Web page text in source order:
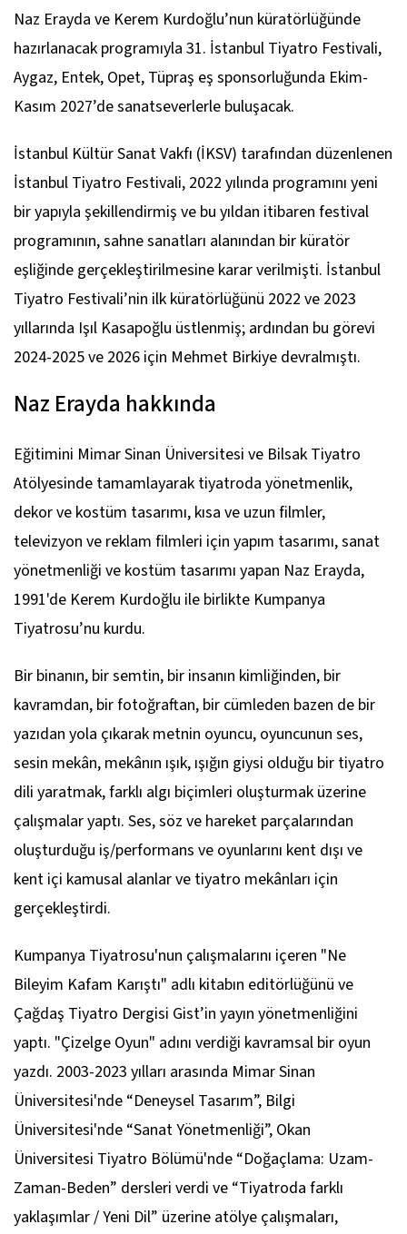
Naz Erayda ve Kerem Kurdoğlu’nun küratörlüğünde
hazırlanacak programıyla 31. İstanbul Tiyatro Festivali,
Aygaz, Entek, Opet, Tüpraş eş sponsorluğunda Ekim-
Kasım 2027’de sanatseverlerle buluşacak.
İstanbul Kültür Sanat Vakfı (İKSV) tarafından düzenlenen
İstanbul Tiyatro Festivali, 2022 yılında programını yeni
bir yapıyla şekillendirmiş ve bu yıldan itibaren festival
programının, sahne sanatları alanından bir küratör
eşliğinde gerçekleştirilmesine karar verilmişti. İstanbul
Tiyatro Festivali’nin ilk küratörlüğünü 2022 ve 2023
yıllarında Işıl Kasapoğlu üstlenmiş; ardından bu görevi
2024-2025 ve 2026 için Mehmet Birkiye devralmıştı.
Naz Erayda hakkında
Eğitimini Mimar Sinan Üniversitesi ve Bilsak Tiyatro
Atölyesinde tamamlayarak tiyatroda yönetmenlik,
dekor ve kostüm tasarımı, kısa ve uzun filmler,
televizyon ve reklam filmleri için yapım tasarımı, sanat
yönetmenliği ve kostüm tasarımı yapan Naz Erayda,
1991'de Kerem Kurdoğlu ile birlikte Kumpanya
Tiyatrosu’nu kurdu.
Bir binanın, bir semtin, bir insanın kimliğinden, bir
kavramdan, bir fotoğraftan, bir cümleden bazen de bir
yazıdan yola çıkarak metnin oyuncu, oyuncunun ses,
sesin mekân, mekânın ışık, ışığın giysi olduğu bir tiyatro
dili yaratmak, farklı algı biçimleri oluşturmak üzerine
çalışmalar yaptı. Ses, söz ve hareket parçalarından
oluşturduğu iş/performans ve oyunlarını kent dışı ve
kent içi kamusal alanlar ve tiyatro mekânları için
gerçekleştirdi.
Kumpanya Tiyatrosu'nun çalışmalarını içeren "Ne
Bileyim Kafam Karıştı" adlı kitabın editörlüğünü ve
Çağdaş Tiyatro Dergisi Gist’in yayın yönetmenliğini
yaptı. "Çizelge Oyun" adını verdiği kavramsal bir oyun
yazdı. 2003-2023 yılları arasında Mimar Sinan
Üniversitesi'nde “Deneysel Tasarım”, Bilgi
Üniversitesi'nde “Sanat Yönetmenliği”, Okan
Üniversitesi Tiyatro Bölümü'nde “Doğaçlama: Uzam-
Zaman-Beden” dersleri verdi ve “Tiyatroda farklı
yaklaşımlar / Yeni Dil” üzerine atölye çalışmaları,